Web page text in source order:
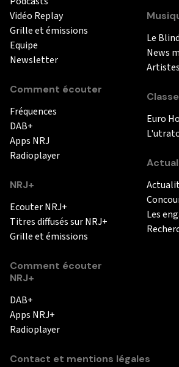
Vidéo Replay
Grille et émissions
Equipe
Newsletter
Comment écouter
Fréquences
DAB+
Apps NRJ
Radioplayer
NRJ+
Ecouter NRJ+
Titres diffusés sur NRJ+
Grille et émissions
Comment écouter
NRJ+
DAB+
Apps NRJ+
Radioplayer
Le
News
Artistes
Euro
Les
Contact et mentions légales